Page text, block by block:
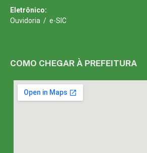
Eletrônico:
Ouvidoria / e-SIC
COMO CHEGAR À PREFEITURA